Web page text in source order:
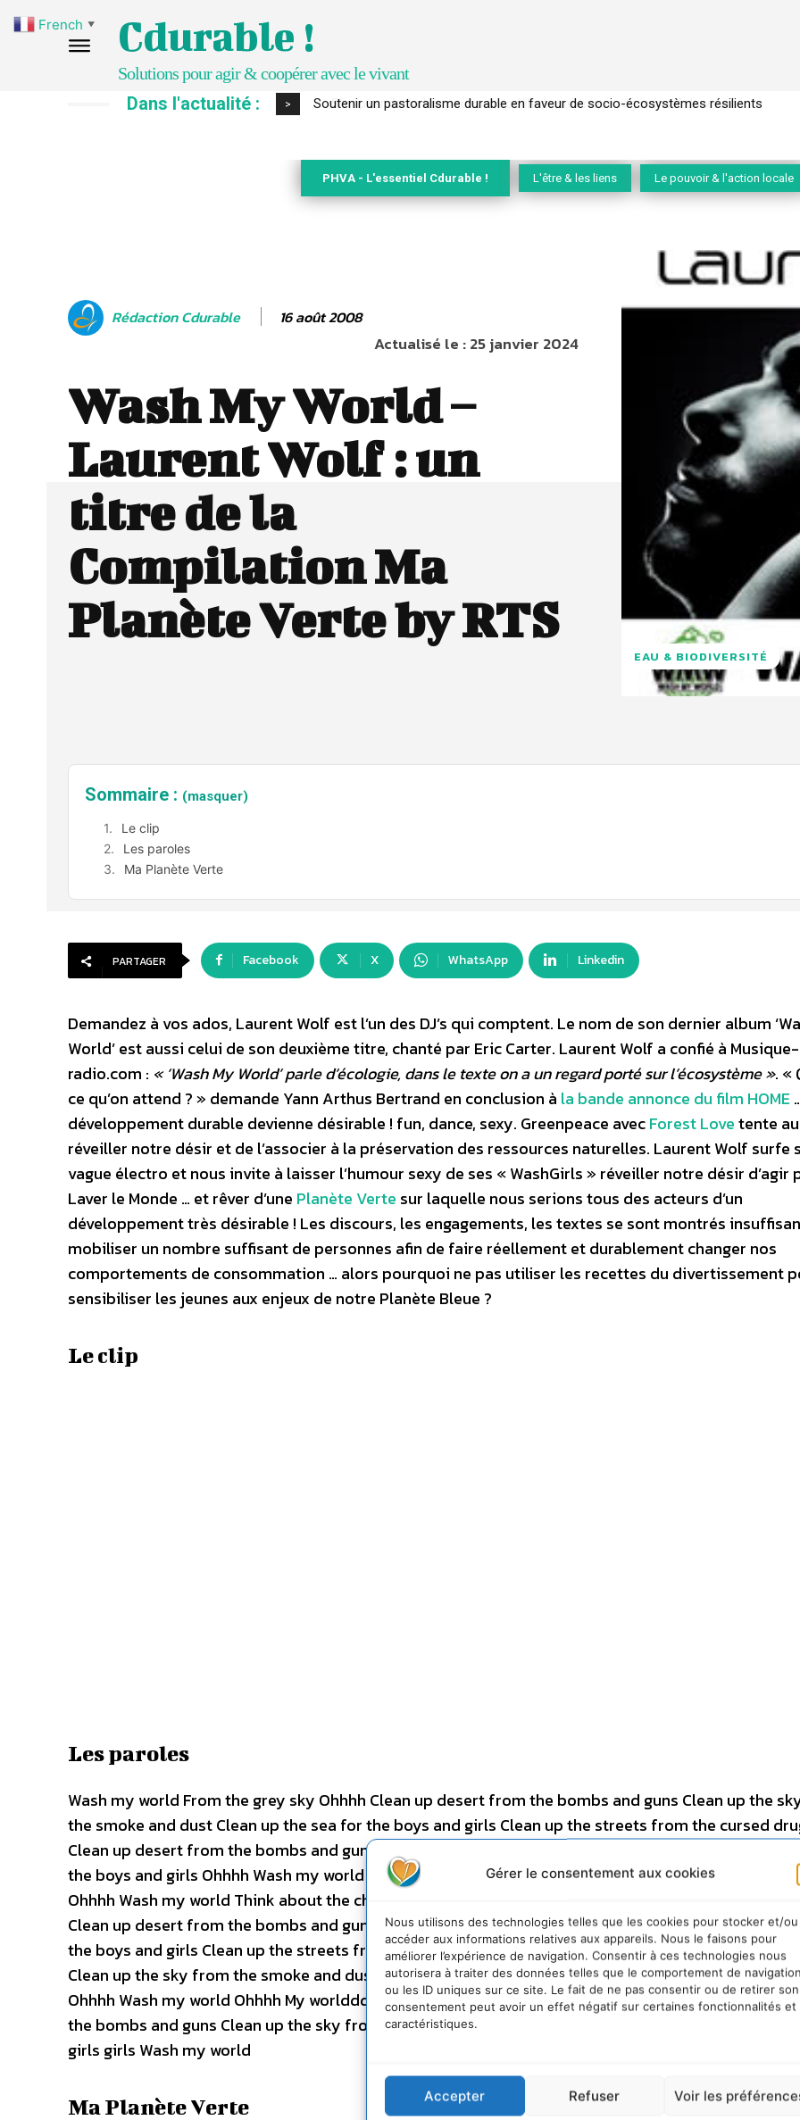
Gérer le consentement aux cookies
Nous utilisons des technologies telles que les cookies pour stocker et/ou
accéder aux informations relatives aux appareils. Nous le faisons pour
améliorer l’expérience de navigation. Consentir à ces technologies nous
autorisera à traiter des données telles que le comportement de navigation
ou les ID uniques sur ce site. Le fait de ne pas consentir ou de retirer son
consentement peut avoir un effet négatif sur certaines fonctionnalités et
caractéristiques.
Accepter Refuser Voir les
Cdurable !
Solutions pour agir & coopérer avec le vivant
Dans l'actualité : > S’inspirer de l’arbre pour un modèle économique régénératif du vivant …
PHVA - L'essentiel Cdurable ! L'être & les liens Le pouvoir & l'action locale
Rédaction Cdurable 16 août 2008
Actualisé le :25 janvier 2024
Wash My World –
Laurent Wolf : un
titre de la
Compilation Ma
Planète Verte by RTS
EAU & BIODIVERSITÉ
Sommaire : (masquer)
Le clip
Les paroles
Ma Planète Verte
PARTAGER Facebook X WhatsApp Linkedin
Demandez à vos ados, Laurent Wolf est l’un des DJ’s qui comptent. Le nom de son dernier album
World’ est aussi celui de son deuxième titre, chanté par Eric Carter. Laurent Wolf a confié à Musique-
radio.com : « ‘Wash My World’ parle d’écologie, dans le texte on a un regard porté sur l’écosystème ». «
ce qu’on attend ? » demande Yann Arthus Bertrand en conclusion à la bande annonce du film HOME
développement durable devienne désirable ! fun, dance, sexy. Greenpeace avecForest Lovetente
réveiller notre désir et de l’associer à la préservation des ressources naturelles. Laurent Wolf surfe
vague électro et nous invite à laisser l’humour sexy de ses « WashGirls » réveiller notre désir d’agir
Laver le Monde … et rêver d’une Planète Verte sur laquelle nous serions tous des acteurs d’un
développement très désirable ! Les discours, les engagements, les textes se sont montrés
mobiliser un nombre suffisant de personnes afin de faire réellement et durablement changer nos
comportements de consommation … alors pourquoi ne pas utiliser les recettes du divertissement
sensibiliser les jeunes aux enjeux de notre Planète Bleue ?
Le clip
Les paroles
Wash my world From the grey sky Ohhhh Clean up desert from the bombs and guns Clean up the
the smoke and dust Clean up the sea for the boys and girls Clean up the streets from the cursed
Clean up desert from the bombs and guns Clean up the sky from the smoke and dust Clean up the
the boys and girls Ohhhh Wash my world Ohhhh Wash my world Ohhhh Wash my world From the grey
Ohhhh Wash my world Think about the children Ohhh please Wash my world From the drugs in the
Clean up desert from the bombs and guns Clean up the sky from the smoke and dust Clean up the
the boys and girls Clean up the streets from the cursed drugs Clean up desert from the bombs and
Clean up the sky from the smoke and dust Clean up the sea for the boys and girls Ohhhh Wash my
Ohhhh Wash my world Ohhhh My worldddd Wash my world From the grey sky Ohhhh Clean up
the bombs and guns Clean up the sky from the smoke and dust Clean up the sea for the boys and
girls girls Wash my world
Ma Planète Verte
French ▼